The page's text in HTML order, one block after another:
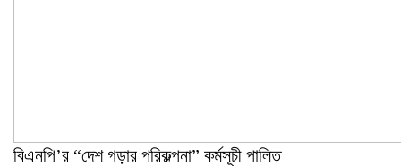
বিএনপি’র “দেশ গড়ার পরিকল্পনা” কর্মসূচী পালিত